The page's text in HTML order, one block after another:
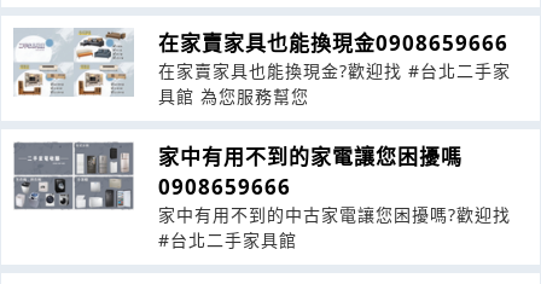
在家賣家具也能換現金0908659666
在家賣家具也能換現金?歡迎找 #台北二手家
具館 為您服務幫您
家中有用不到的家電讓您困擾嗎
0908659666
家中有用不到的中古家電讓您困擾嗎?歡迎找
#台北二手家具館